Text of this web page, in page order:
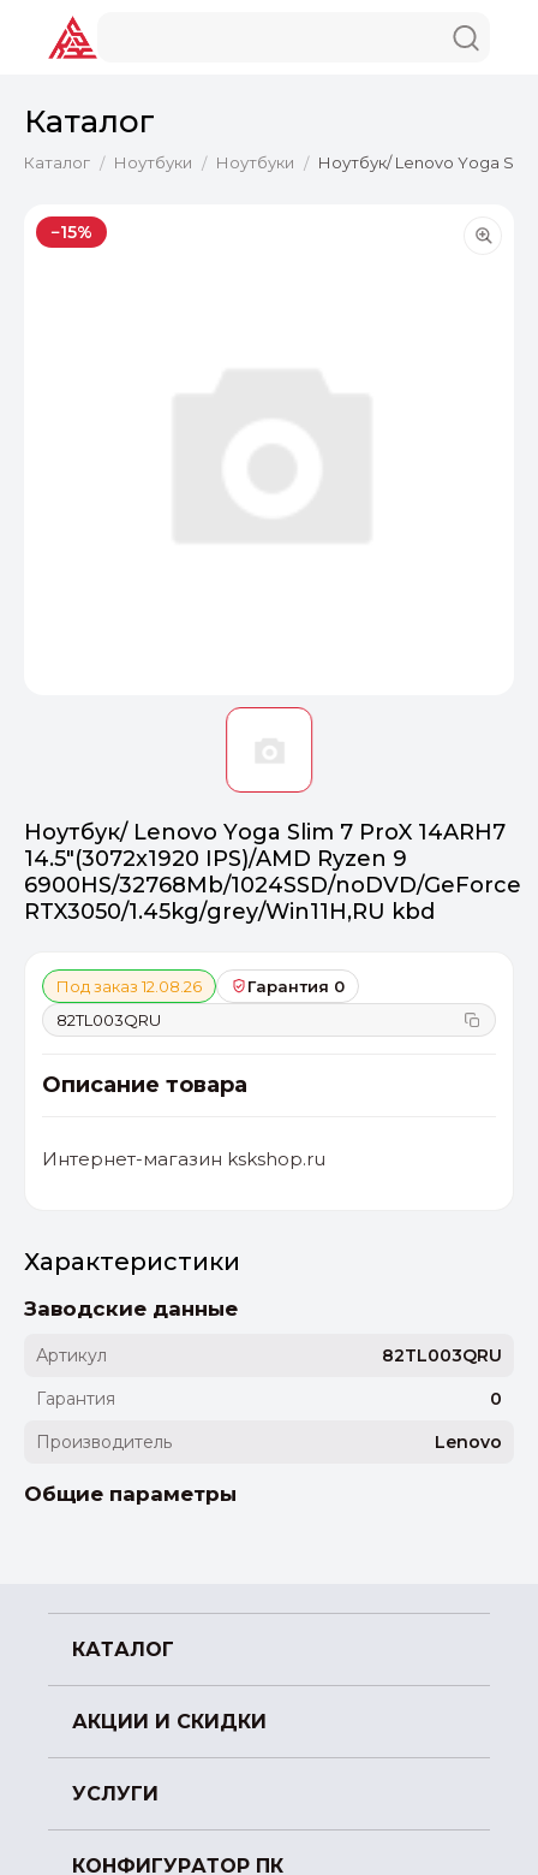
Каталог
Каталог / Ноутбуки / Ноутбуки / Ноутбук/ Lenovo Yoga Slim
−15%
Ноутбук/ Lenovo Yoga Slim 7 ProX 14ARH7
14.5"(3072x1920 IPS)/AMD Ryzen 9
6900HS/32768Mb/1024SSD/noDVD/GeForce
RTX3050/1.45kg/grey/Win11H,RU kbd
Под заказ 12.08.26
Гарантия 0
82TL003QRU
Описание товара
Интернет-магазин kskshop.ru
Характеристики
Заводские данные
Артикул
82TL003QRU
Гарантия
0
Производитель
Lenovo
Общие параметры
КАТАЛОГ
АКЦИИ И СКИДКИ
УСЛУГИ
КОНФИГУРАТОР ПК